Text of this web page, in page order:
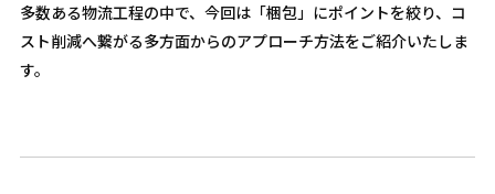
多数ある物流工程の中で、今回は「梱包」にポイントを絞り、コ
スト削減へ繋がる多方面からのアプローチ方法をご紹介いたしま
す。